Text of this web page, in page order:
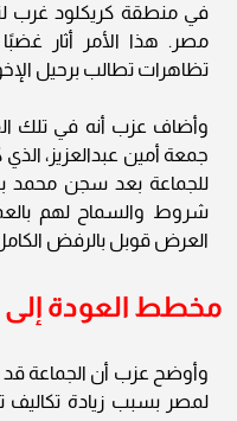
في منطقة كريكلود غرب
مصر. هذا الأمر أثار
تظاهرات تطالب برحيل
وأضاف عزب أنه في تلك
جمعة أمين عبدالعزيز،
للجماعة بعد سجن محمد
شروط والسماح لهم
العرض قوبل بالرفض
مخطط العودة إلى
وأوضح عزب أن الجماعة قد
لمصر بسبب زيادة